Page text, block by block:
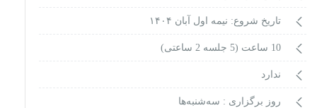
تاریخ شروع: نیمه اول آبان ۱۴۰۴
10 ساعت (5 جلسه 2 ساعتی)
ندارد
روز برگزاری : سه‌شنبه‌ها